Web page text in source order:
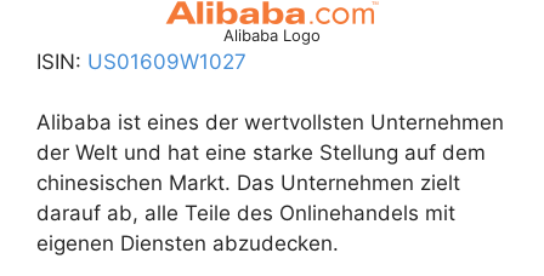
Alibaba Logo
ISIN: US01609W1027
Alibaba ist eines der wertvollsten Unternehmen
der Welt und hat eine starke Stellung auf dem
chinesischen Markt. Das Unternehmen zielt
darauf ab, alle Teile des Onlinehandels mit
eigenen Diensten abzudecken.